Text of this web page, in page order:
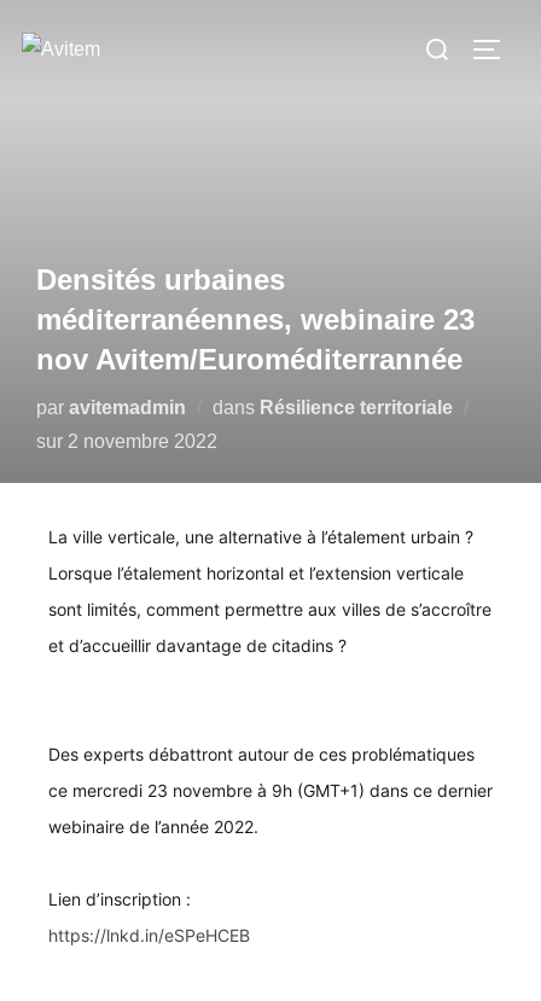
Densités urbaines
méditerranéennes, webinaire 23
nov Avitem/Euroméditerrannée
par avitemadmin dans Résilience territoriale
sur 2 novembre 2022
La ville verticale, une alternative à l’étalement urbain ?
Lorsque l’étalement horizontal et l’extension verticale
sont limités, comment permettre aux villes de s’accroître
et d’accueillir davantage de citadins ?
Des experts débattront autour de ces problématiques
ce mercredi 23 novembre à 9h (GMT+1) dans ce dernier
webinaire de l’année 2022.
Lien d’inscription :
https://lnkd.in/eSPeHCEB